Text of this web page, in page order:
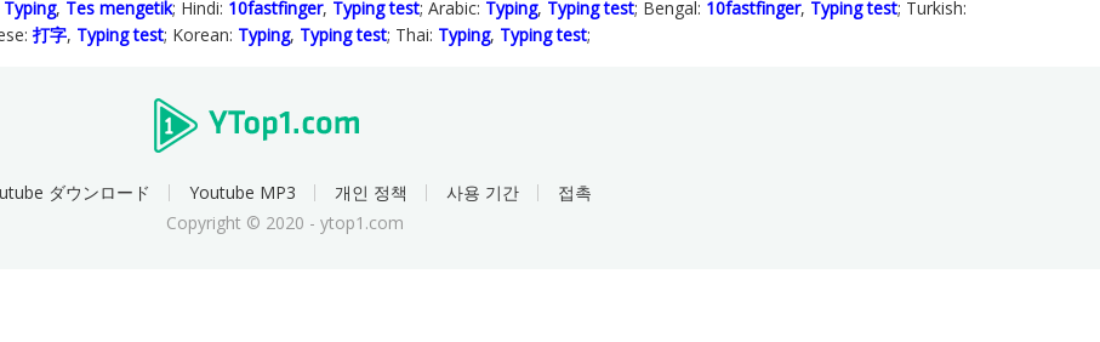
Typing, Tes mengetik; Hindi: 10fastfinger, Typing test; Arabic: Typing, Typing test; Bengal: 10fastfinger, Typing test; Turkish:
打字, Typing test; Korean: Typing, Typing test; Thai: Typing, Typing test;
ダウンロード Youtube MP3 개인 정책 사용 기간
접촉
Copyright © 2020 - ytop1.com